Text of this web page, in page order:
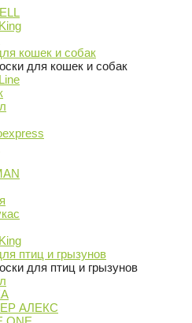
кошек и собак
для кошек и собак
птиц и грызунов
для птиц и грызунов
АЛЕКС